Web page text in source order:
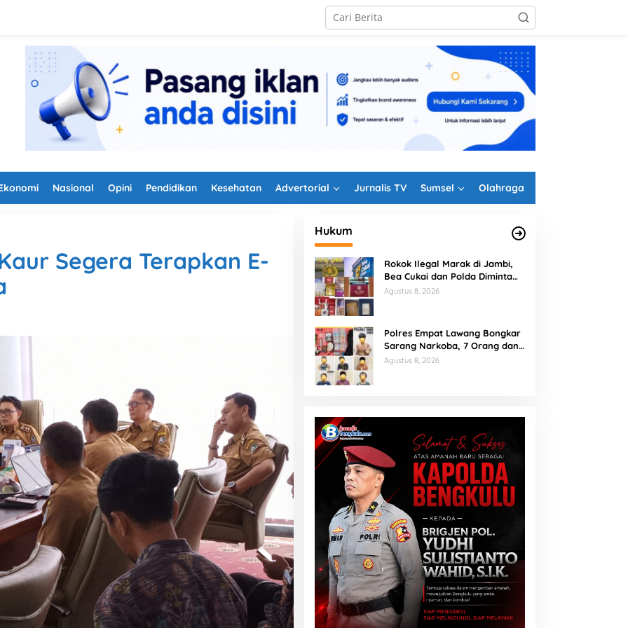
Nasional Opini Pendidikan Kesehatan Advertorial Jurnalis TV Sumsel Olahraga
Segera Terapkan E-
Hukum
Rokok Ilegal Marak di Jambi,
Bea Cukai dan Polda Diminta
Perkuat Penindakan
Agustus 8, 2026
Polres Empat Lawang Bongkar
Sarang Narkoba, 7 Orang dan
Senpi Rakitan Diamankan
Agustus 8, 2026